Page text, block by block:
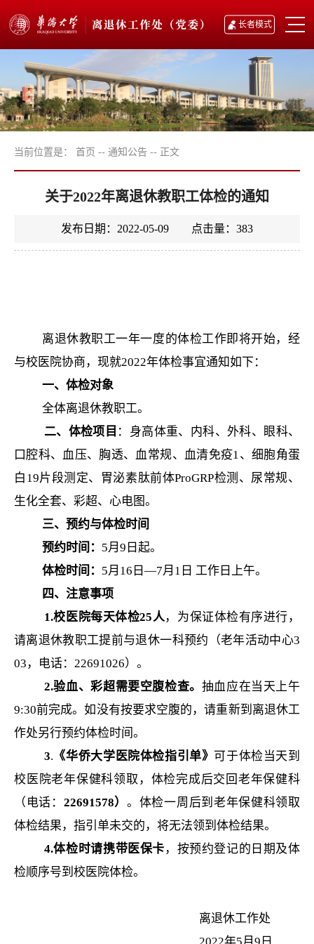
长者模式
当前位置是： 首页 -- 通知公告 -- 正文
关于2022年离退休教职工体检的通知
发布日期：2022-05-09 点击量： 383
离退休教职工一年一度的体检工作即将开始，经
与校医院协商，现就2022年体检事宜通知如下：
一、体检对象
全体离退休教职工。
二、体检项目 ：身高体重、内科、外科、眼科、
口腔科、 血压、胸透、血常规、血清免疫1 、细胞角蛋
白 19片段测定、胃泌素肽前体ProGRP检测、尿常规、
生化全套、彩超、心电图。
三、预约与体检时间
预约时间： 5月 9 日起。
体检时间： 5月 16 日—7月 1 日 工作日上午。
四、注意事项
1.校医院每天体检25人，为保证体检有序进行，
请离退休教职工提前与退休一科预约（老年活动中心3
03 ，电话： 22691026）。
2.验血、彩超需要空腹检查。 抽血应在当天上午
9:30前完成。如没有按要求空腹的，请重新到离退休工
作处另行预约体检时间。
3. 《华侨大学医院体检指引单》 可于体检当天到
校医院老年保健科领取，体检完成后交回老年保健科
（电话： 22691578）。体检一周后到老年保健科领取
体检结果，指引单未交的，将无法领到体检结果。
4.体检时请携带医保卡 ，按预约登记的日期及体
检顺序号到校医院体检。
离退休工作处
2022年5月 9 日